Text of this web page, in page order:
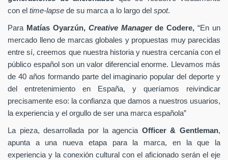
con el time-lapse de su marca a lo largo del spot.
Para Matías Oyarzún, Creative Managerde Codere,“En un
mercado lleno de marcas globales y propuestas muy parecidas
entre sí, creemos que nuestra historia y nuestra cercanía con el
público español son un valor diferencial enorme. Llevamos más
de 40 años formando parte del imaginario popular del deporte y
del entretenimiento en España, y queríamos reivindicar
precisamente eso: la confianza que damos a nuestros usuarios,
la experiencia y el orgullo de ser una marca española”
La pieza, desarrollada por la agencia Officer & Gentleman,
apunta a una nueva etapa para la marca, en la que la
experiencia y la conexión cultural con el aficionado serán el eje